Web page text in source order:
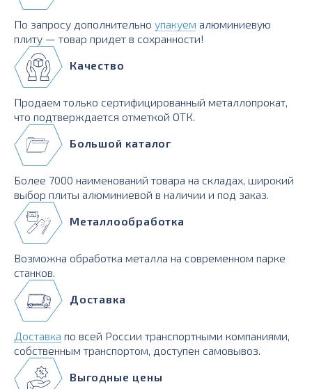
По запросу дополнительно упакуем алюминиевую
плиту — товар придет в сохранности!
Качество
Продаем только сертифицированный металлопрокат,
что подтверждается отметкой ОТК.
Большой каталог
Более 7000 наименований товара на складах, широкий
выбор плиты алюминиевой в наличии и под заказ.
Металлообработка
Возможна обработка металла на современном парке
станков.
Доставка
Доставка по всей России транспортными компаниями,
собственным транспортом, доступен самовывоз.
Выгодные цены